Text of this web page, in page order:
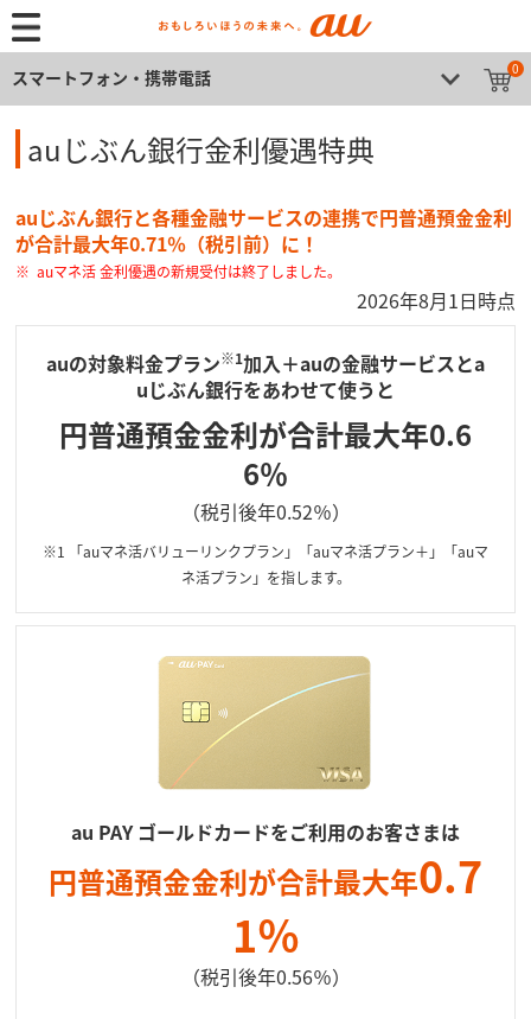
スマートフォン・携帯電話 0
auじぶん銀行金利優遇特典
auじぶん銀行と各種金融サービスの連携で円普通預金金利
が合計最大年0.71％（税引前）に！
auマネ活 金利優遇の新規受付は終了しました。
2026年8月1日時点
auの対象料金プラン※1加入＋auの金融サービスとa
uじぶん銀行をあわせて使うと
円普通預金金利が合計最大年0.6
6％
（税引後年0.52％）
※1 「auマネ活バリューリンクプラン」「auマネ活プラン＋」「auマ
ネ活プラン」を指します。
au PAY ゴールドカードをご利用のお客さまは
円普通預金金利が合計最大年0.7
1％
（税引後年0.56％）